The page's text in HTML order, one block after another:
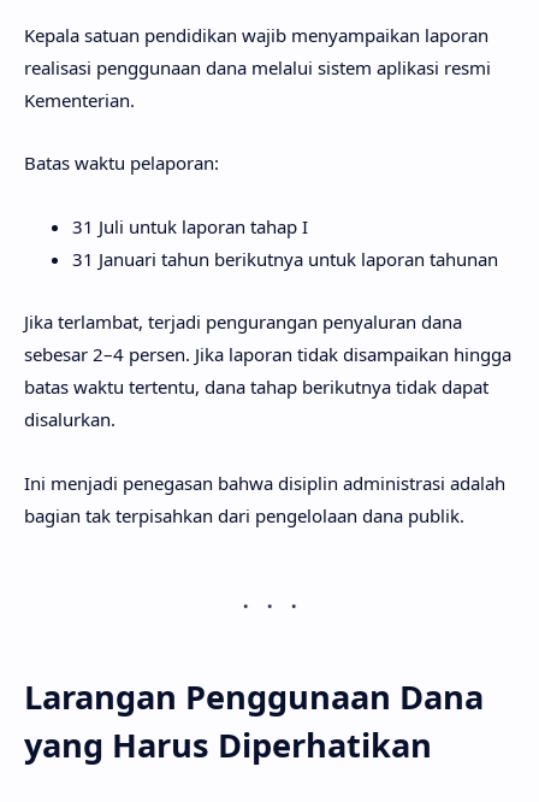
Kepala satuan pendidikan wajib menyampaikan laporan
realisasi penggunaan dana melalui sistem aplikasi resmi
Kementerian.
Batas waktu pelaporan:
31 Juli untuk laporan tahap I
31 Januari tahun berikutnya untuk laporan tahunan
Jika terlambat, terjadi pengurangan penyaluran dana
sebesar 2–4 persen. Jika laporan tidak disampaikan hingga
batas waktu tertentu, dana tahap berikutnya tidak dapat
disalurkan.
Ini menjadi penegasan bahwa disiplin administrasi adalah
bagian tak terpisahkan dari pengelolaan dana publik.
Larangan Penggunaan Dana
yang Harus Diperhatikan